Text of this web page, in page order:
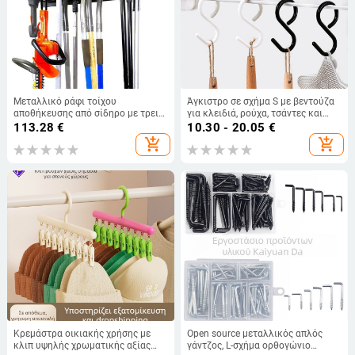
Μεταλλικό ράφι τοίχου
αποθήκευσης από σίδηρο με τρεις
ή περισσότερες σειρές αγκίστρων,
113.28 €
add_shopping_cart
Άγκιστρο σε σχήμα S με βεντούζα
για κλειδιά, ρούχα, τσάντες και
καπέλα — χωρίς τρύπες, πλαστικό,
10.30 - 20.05 €
add_shopping_cart
Κρεμάστρα οικιακής χρήσης με
κλιπ υψηλής χρωματικής αξίας
Open source μεταλλικός απλός
γάντζος, L-σχήμα ορθογώνιο